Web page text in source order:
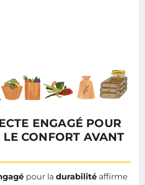
ENGAGÉ POUR
LE CONFORT AVANT
pour la durabilité affirme